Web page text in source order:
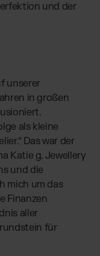
und der
unserer
in großen
als kleine
Das war der
Katie g. Jewellery
und die
mich um das
Finanzen
aller
für